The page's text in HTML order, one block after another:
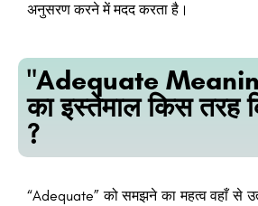
अनुसरण करने में मदद करता है।
"Adequate
का इस्तेमाल किस तरह
?
“Adequate” को समझने का महत्व वहाँ से